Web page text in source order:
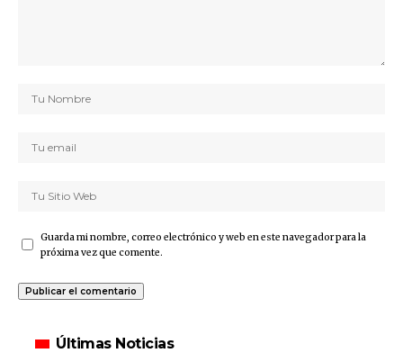
Guarda mi nombre, correo electrónico y web en este navegador para la
próxima vez que comente.
Últimas Noticias